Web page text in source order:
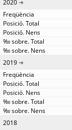
2020
2019
2018